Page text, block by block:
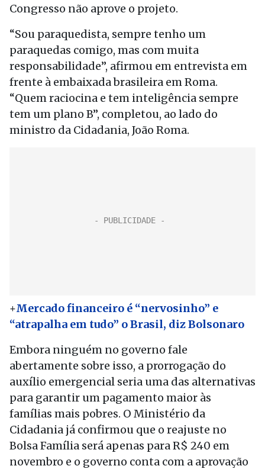
Congresso não aprove o projeto.
“Sou paraquedista, sempre tenho um
paraquedas comigo, mas com muita
responsabilidade”, afirmou em entrevista em
frente à embaixada brasileira em Roma.
“Quem raciocina e tem inteligência sempre
tem um plano B”, completou, ao lado do
ministro da Cidadania, João Roma.
+Mercado financeiro é “nervosinho” e
“atrapalha em tudo” o Brasil, diz Bolsonaro
Embora ninguém no governo fale
abertamente sobre isso, a prorrogação do
auxílio emergencial seria uma das alternativas
para garantir um pagamento maior às
famílias mais pobres. O Ministério da
Cidadania já confirmou que o reajuste no
Bolsa Família será apenas para R$ 240 em
novembro e o governo conta com a aprovação